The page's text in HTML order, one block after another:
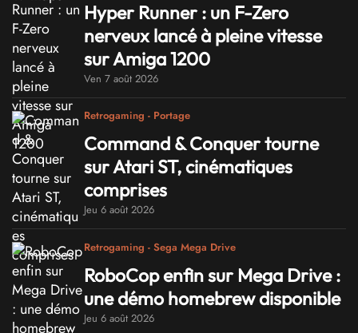
Hyper Runner : un F-Zero
nerveux lancé à pleine vitesse
sur Amiga 1200
Ven 7 août 2026
Retrogaming - Portage
Command & Conquer tourne
sur Atari ST, cinématiques
comprises
Jeu 6 août 2026
Retrogaming - Sega Mega Drive
RoboCop enfin sur Mega Drive :
une démo homebrew disponible
Jeu 6 août 2026